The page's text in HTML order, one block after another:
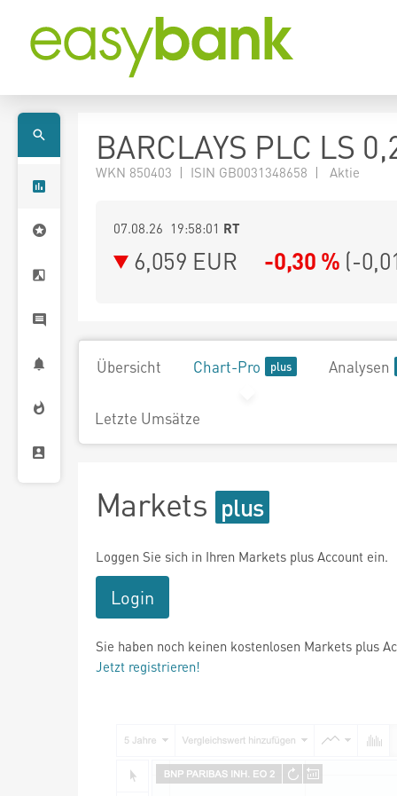
BARCLAYS PLC LS
WKN 850403 | ISIN GB0031348658 | Aktie
07.08.26 19:58:01 RT
6,059 EUR -0,30 % (-
Übersicht Chart-Pro Analysen
Letzte Umsätze
Markets
Loggen Sie sich in Ihren Markets plus Account ein.
Login
Sie haben noch keinen kostenlosen Markets plus
Jetzt registrieren!